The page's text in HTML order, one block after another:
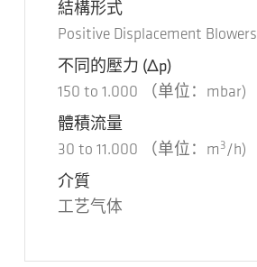
結構形式
Positive Displacement Blowers
不同的壓力 (Δp)
150 to 1.000 （单位：mbar)
體積流量
30 to 11.000 （单位：m 3 /h)
介質
工艺气体